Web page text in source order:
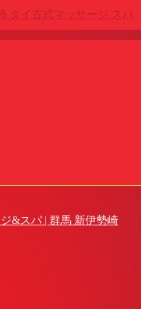
マッサージ&スパ | チャ
&スパ | 群馬 新伊勢崎